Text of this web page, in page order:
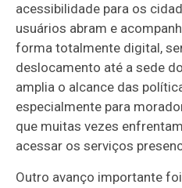
acessibilidade para os
usuários abram e
forma totalmente digital,
deslocamento até a sede
amplia o alcance das
especialmente para
que muitas vezes
acessar os serviços
Outro avanço importante